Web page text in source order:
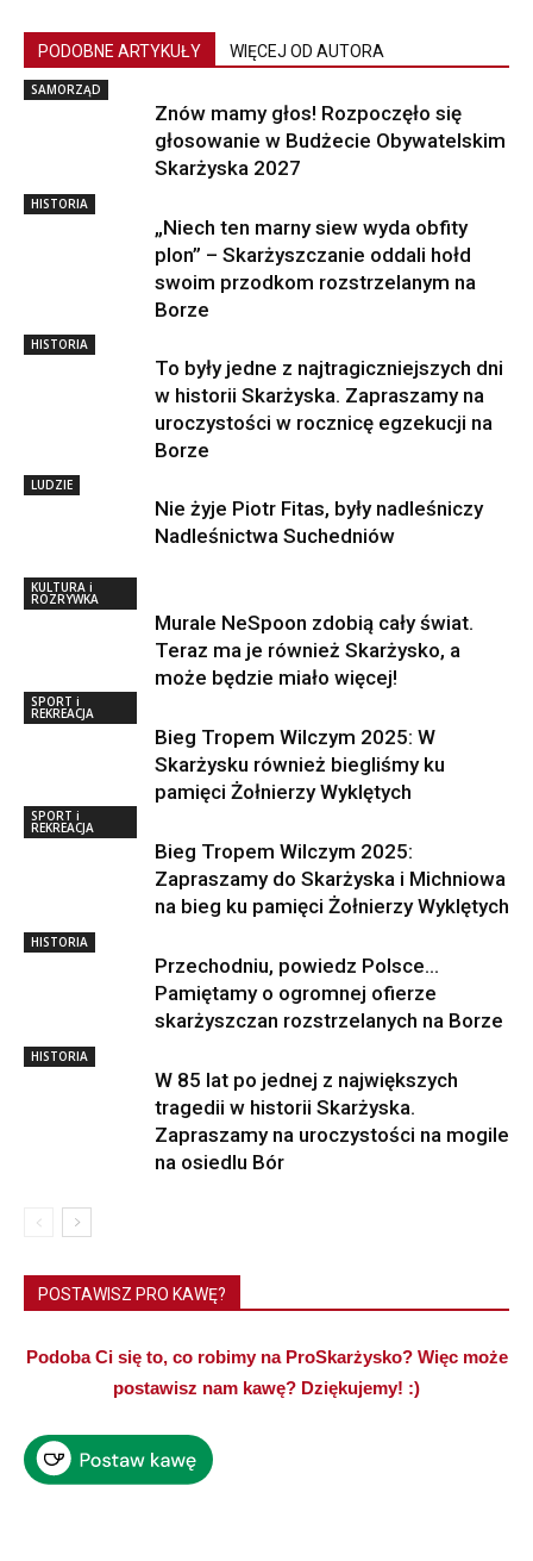
PODOBNE ARTYKUŁY WIĘCEJ OD AUTORA
SAMORZĄD
Znów mamy głos! Rozpoczęło się
głosowanie w Budżecie Obywatelskim
Skarżyska 2027
HISTORIA
„Niech ten marny siew wyda obfity
plon” – Skarżyszczanie oddali hołd
swoim przodkom rozstrzelanym na
Borze
HISTORIA
To były jedne z najtragiczniejszych dni
w historii Skarżyska. Zapraszamy na
uroczystości w rocznicę egzekucji na
Borze
LUDZIE
Nie żyje Piotr Fitas, były nadleśniczy
Nadleśnictwa Suchedniów
KULTURA i
ROZRYWKA
Murale NeSpoon zdobią cały świat.
Teraz ma je również Skarżysko, a
może będzie miało więcej!
SPORT i
REKREACJA
Bieg Tropem Wilczym 2025: W
Skarżysku również biegliśmy ku
pamięci Żołnierzy Wyklętych
SPORT i
REKREACJA
Bieg Tropem Wilczym 2025:
Zapraszamy do Skarżyska i Michniowa
na bieg ku pamięci Żołnierzy Wyklętych
HISTORIA
Przechodniu, powiedz Polsce…
Pamiętamy o ogromnej ofierze
skarżyszczan rozstrzelanych na Borze
HISTORIA
W 85 lat po jednej z największych
tragedii w historii Skarżyska.
Zapraszamy na uroczystości na mogile
na osiedlu Bór
POSTAWISZ PRO KAWĘ?
Podoba Ci się to, co robimy na ProSkarżysko? Więc może
postawisz nam kawę? Dziękujemy! :)